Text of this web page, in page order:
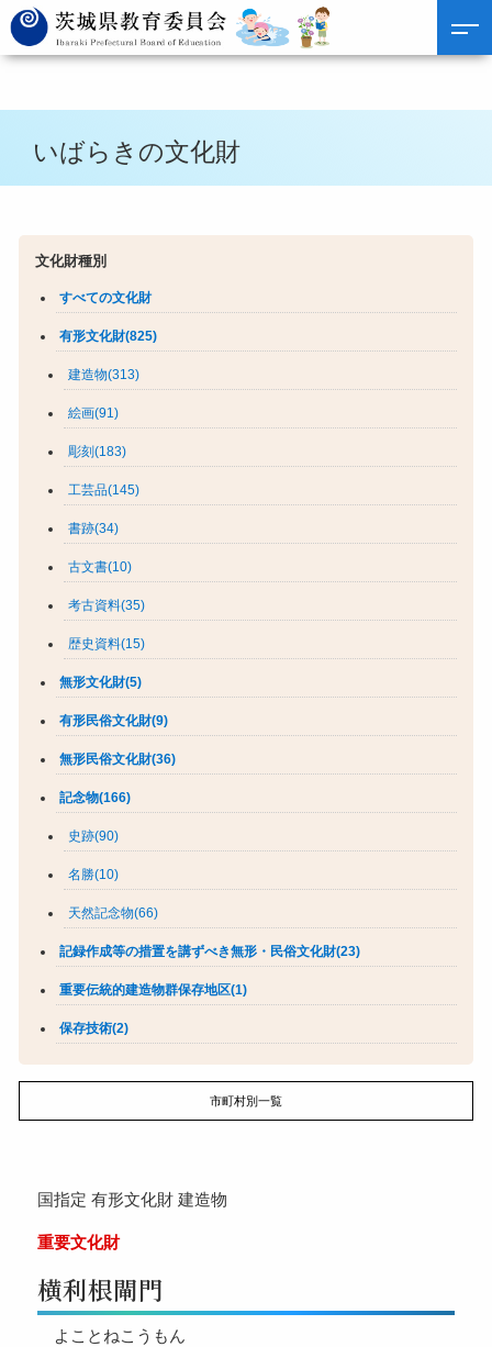
いばらきの文化財
文化財種別
すべての文化財
有形文化財(825)
建造物(313)
絵画(91)
彫刻(183)
工芸品(145)
書跡(34)
古文書(10)
考古資料(35)
歴史資料(15)
無形文化財(5)
有形民俗文化財(9)
無形民俗文化財(36)
記念物(166)
史跡(90)
名勝(10)
天然記念物(66)
記録作成等の措置を講ずべき無形・民俗文化財(23)
重要伝統的建造物群保存地区(1)
保存技術(2)
市町村別一覧
国指定 有形文化財 建造物
重要文化財
横利根閘門
よことねこうもん